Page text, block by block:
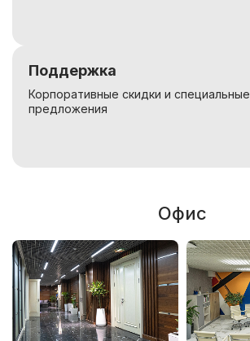
Поддержка
Корпоративные скидки и специальные
предложения
Офис